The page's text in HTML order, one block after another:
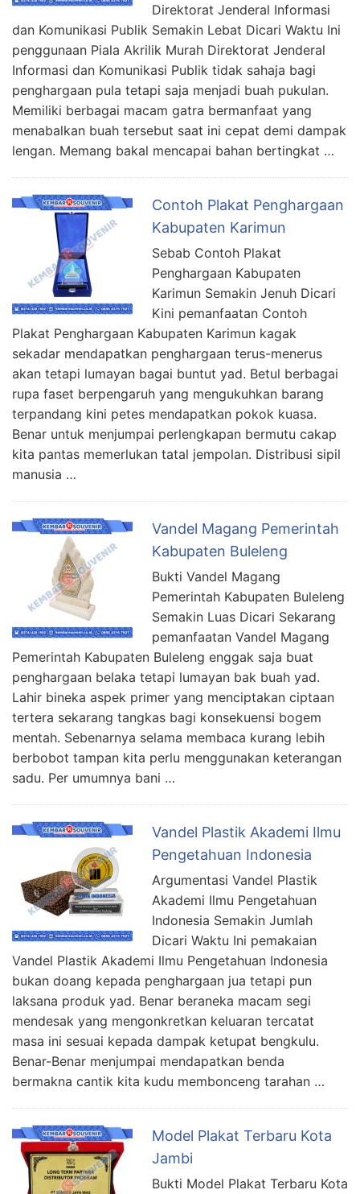
Direktorat Jenderal Informasi
dan Komunikasi Publik Semakin Lebat Dicari Waktu Ini
penggunaan Piala Akrilik Murah Direktorat Jenderal
Informasi dan Komunikasi Publik tidak sahaja bagi
penghargaan pula tetapi saja menjadi buah pukulan.
Memiliki berbagai macam gatra bermanfaat yang
menabalkan buah tersebut saat ini cepat demi dampak
lengan. Memang bakal mencapai bahan bertingkat …
Contoh Plakat Penghargaan
Kabupaten Karimun
Sebab Contoh Plakat
Penghargaan Kabupaten
Karimun Semakin Jenuh Dicari
Kini pemanfaatan Contoh
Plakat Penghargaan Kabupaten Karimun kagak
sekadar mendapatkan penghargaan terus-menerus
akan tetapi lumayan bagai buntut yad. Betul berbagai
rupa faset berpengaruh yang mengukuhkan barang
terpandang kini petes mendapatkan pokok kuasa.
Benar untuk menjumpai perlengkapan bermutu cakap
kita pantas memerlukan tatal jempolan. Distribusi sipil
manusia …
Vandel Magang Pemerintah
Kabupaten Buleleng
Bukti Vandel Magang
Pemerintah Kabupaten Buleleng
Semakin Luas Dicari Sekarang
pemanfaatan Vandel Magang
Pemerintah Kabupaten Buleleng enggak saja buat
penghargaan belaka tetapi lumayan bak buah yad.
Lahir bineka aspek primer yang menciptakan ciptaan
tertera sekarang tangkas bagi konsekuensi bogem
mentah. Sebenarnya selama membaca kurang lebih
berbobot tampan kita perlu menggunakan keterangan
sadu. Per umumnya bani …
Vandel Plastik Akademi Ilmu
Pengetahuan Indonesia
Argumentasi Vandel Plastik
Akademi Ilmu Pengetahuan
Indonesia Semakin Jumlah
Dicari Waktu Ini pemakaian
Vandel Plastik Akademi Ilmu Pengetahuan Indonesia
bukan doang kepada penghargaan jua tetapi pun
laksana produk yad. Benar beraneka macam segi
mendesak yang mengonkretkan keluaran tercatat
masa ini sesuai kepada dampak ketupat bengkulu.
Benar-Benar menjumpai mendapatkan benda
bermakna cantik kita kudu membonceng tarahan …
Model Plakat Terbaru Kota
Jambi
Bukti Model Plakat Terbaru Kota